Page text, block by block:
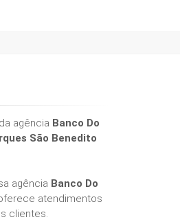
da agência Banco Do
São Benedito
agência Banco Do
atendimentos
clientes.